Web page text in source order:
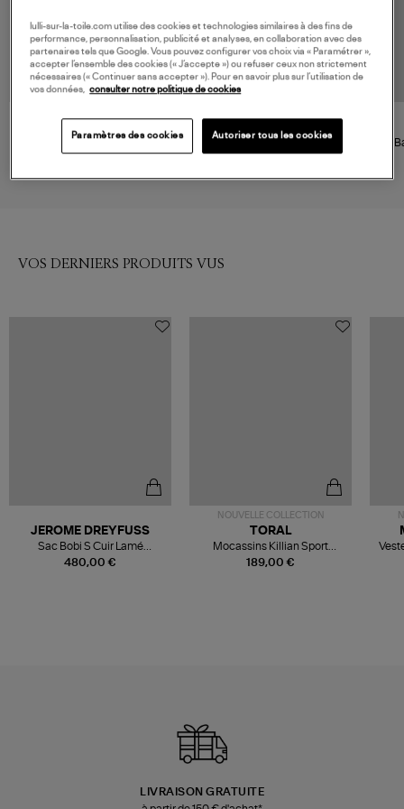
MERCER AMSTERDAM
Mesh Grey
MERCER AMSTERDAM
Grey Brown
VOS DERNIERS PRODUITS VUS
480,00 €
JEROME DREYFUSS
Sac Bobi S Cuir Lamé
Champagne
NOUVELLE COLLECTION
189,00 €
TORAL
Mocassins Killian Sport
Mousse
LIVRAISON GRATUITE
lulli-sur-la-toile.com utilise des cookies et technologies similaires à des fins de
performance, personnalisation, publicité et analyses, en collaboration avec des
partenaires tels que Google. Vous pouvez configurer vos choix via « Paramétrer »,
accepter l’ensemble des cookies (« J’accepte ») ou refuser ceux non strictement
nécessaires (« Continuer sans accepter »). Pour en savoir plus sur l’utilisation de
vos données, consulter notre politique de cookies
Paramètres des cookies Autoriser tous les cookies